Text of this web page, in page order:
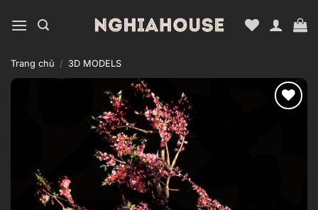
qua
dung
Trang chủ / 3D MODELS